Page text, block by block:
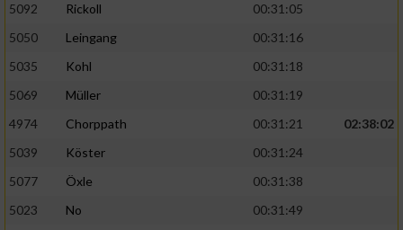
5092
Rickoll
00:31:05
5050
Leingang
00:31:16
5035
Kohl
00:31:18
5069
Müller
00:31:19
4974
Chorppath 00:31:21
02:38:02
5039
Köster
00:31:24
5077
Öxle
00:31:38
5023
No
00:31:49